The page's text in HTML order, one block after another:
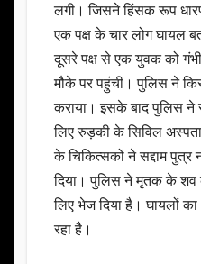
लगी। जिसने हिंसक रूप
एक पक्ष के चार लोग घायल
दूसरे पक्ष से एक युवक को
मौके पर पहुंची। पुलिस ने
कराया। इसके बाद पुलिस ने
लिए रुड़की के सिविल
के चिकित्सकों ने सद्दाम पुत्र
दिया। पुलिस ने मृतक के शव
लिए भेज दिया है। घायलों
रहा है।